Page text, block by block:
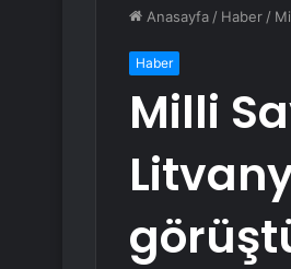
Anasayfa / Haber /
Haber
Milli